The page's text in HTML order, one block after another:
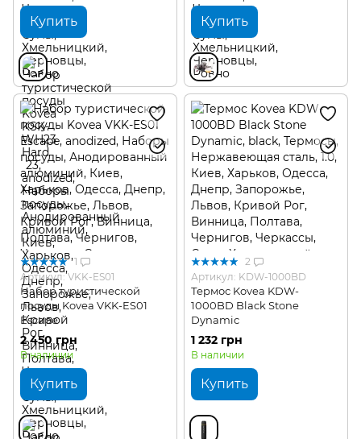
Купить Купить
1
Артикул: VKK-ES01
Набор туристической
посуды Kovea VKK-ES01
Escape
2 450 грн
В наличии
Купить
2
Артикул: KDW-1000BD
Термос Kovea KDW-
1000BD Black Stone
Dynamic
1 232 грн
В наличии
Купить